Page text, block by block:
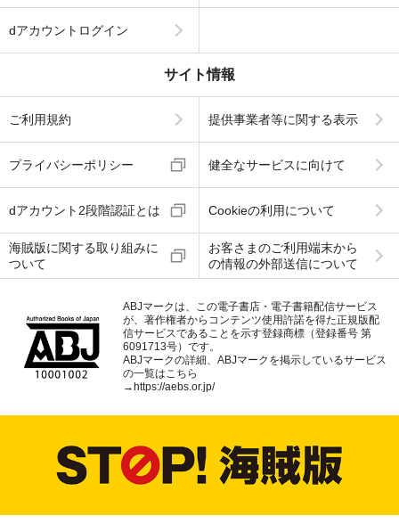
dアカウントログイン
サイト情報
ご利用規約 提供事業者等に関する表示
プライバシーポリシー 健全なサービスに向けて
dアカウント2段階認証とは Cookieの利用について
海賊版に関する取り組みに
ついて
お客さまのご利用端末から
の情報の外部送信について
ABJマークは、この電子書店・電子書籍配信サービス
が、著作権者からコンテンツ使用許諾を得た正規版配
信サービスであることを示す登録商標（登録番号 第
6091713号）です。
ABJマークの詳細、ABJマークを掲示しているサービス
の一覧はこちら
→ https://aebs.or.jp/